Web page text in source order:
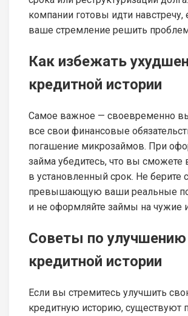
компании готовы идти навстречу,
ваше стремление решить
Как избежать
кредитной истории
Самое важное — своевременно
все свои финансовые
погашение микрозаймов. При
займа убедитесь, что вы сможете
в установленный срок. Не берите
превышающую ваши реальные
и не оформляйте займы на чужие
Советы по улучшению
кредитной истории
Если вы стремитесь улучшить
кредитную историю, существуют